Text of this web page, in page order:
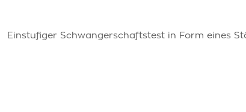
Einstufiger Schwangerschaftstest in Form eines